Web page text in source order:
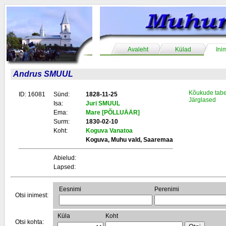
Avaleht Külad
Andrus SMUUL
ID: 16081 Sünd:
1828-11-25
Isa:
Juri SMUUL
Ema:
Mare [PÕLLUÄÄR]
Surm:
1830-02-10
Koht:
Koguva Vanatoa
Koguva, Muhu vald, Saaremaa
Abielud:
Lapsed:
Kõukude
Järglased
Otsi inimest:
Eesnimi Perenimi
Otsi kohta:
Küla Koht